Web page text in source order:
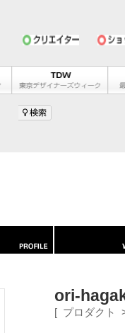
ori-
[ プロダクト